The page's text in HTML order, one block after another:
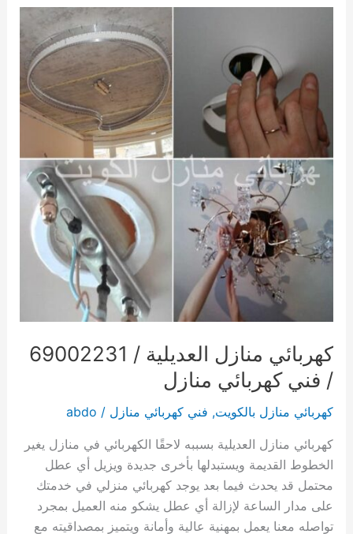
/
فني
كهربائي
منازل
كهربائي منازل العديلية / 69002231
/ فني كهربائي منازل
كهربائي منازل بالكويت, فني كهربائي منازل /
abdo
كهربائي منازل العديلية بسببه لاحقًا الكهربائي في منازل يغير
الخطوط القديمة ويستبدلها بأخرى جديدة ويزيل أي عطل
محتمل قد يحدث فيما بعد يوجد كهربائي منزلي في خدمتك
على مدار الساعة لإزالة أي عطل يشكو منه العميل بمجرد
تواصله معنا يعمل بمهنية عالية وأمانة ويتميز بمصداقيته مع